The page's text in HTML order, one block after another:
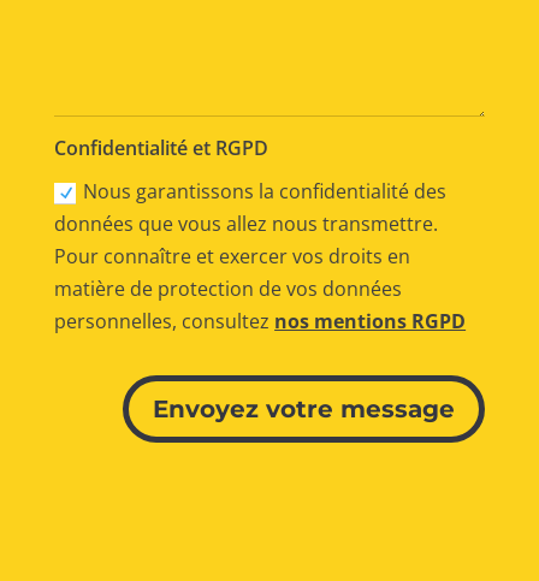
Confidentialité et RGPD
Nous garantissons la confidentialité des
données que vous allez nous transmettre.
Pour connaître et exercer vos droits en
matière de protection de vos données
personnelles, consultez nos mentions RGPD
Envoyez votre message